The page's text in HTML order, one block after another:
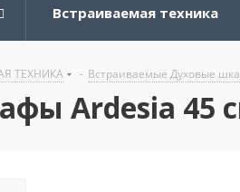
Встраиваемая техника
ТЕХНИКА - Встраиваемые Духовые
Ardesia 45